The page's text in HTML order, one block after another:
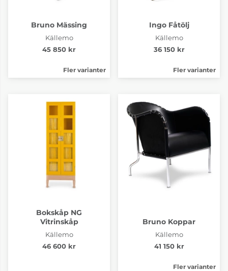
Bruno Mässing
Källemo
45 850 kr
Fler varianter
Ingo Fåtölj
Källemo
36 150 kr
Fler varianter
Bokskåp NG
Vitrinskåp
Källemo
46 600 kr
Bruno Koppar
Källemo
41 150 kr
Fler varianter